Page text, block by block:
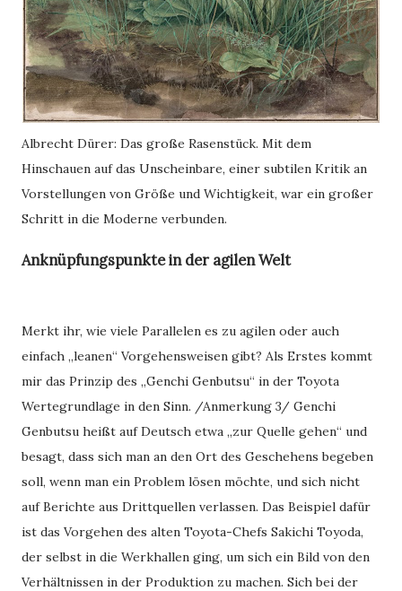
Albrecht Dürer: Das große Rasenstück. Mit dem
Hinschauen auf das Unscheinbare, einer subtilen Kritik an
Vorstellungen von Größe und Wichtigkeit, war ein großer
Schritt in die Moderne verbunden.
Anknüpfungspunkte in der agilen Welt
Merkt ihr, wie viele Parallelen es zu agilen oder auch
einfach „leanen“ Vorgehensweisen gibt? Als Erstes kommt
mir das Prinzip des „Genchi Genbutsu“ in der Toyota
Wertegrundlage in den Sinn. /Anmerkung 3/ Genchi
Genbutsu heißt auf Deutsch etwa „zur Quelle gehen“ und
besagt, dass sich man an den Ort des Geschehens begeben
soll, wenn man ein Problem lösen möchte, und sich nicht
auf Berichte aus Drittquellen verlassen. Das Beispiel dafür
ist das Vorgehen des alten Toyota-Chefs Sakichi Toyoda,
der selbst in die Werkhallen ging, um sich ein Bild von den
Verhältnissen in der Produktion zu machen. Sich bei der